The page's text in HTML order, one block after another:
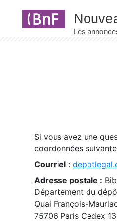
Si vous avez une
coordonnées
Courriel :
Adresse postale :
Département du
Quai François-Mauriac
75706 Paris Cedex 13